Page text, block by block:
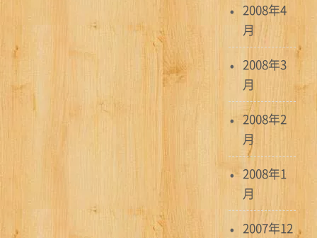
2008年4
月
2008年3
月
2008年2
月
2008年1
月
2007年12